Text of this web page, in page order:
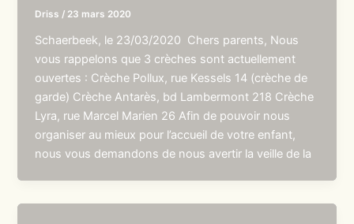
Driss / 23 mars 2020
Schaerbeek, le 23/03/2020 Chers parents, Nous
vous rappelons que 3 crèches sont actuellement
ouvertes : Crèche Pollux, rue Kessels 14 (crèche de
garde) Crèche Antarès, bd Lambermont 218 Crèche
Lyra, rue Marcel Marien 26 Afin de pouvoir nous
organiser au mieux pour l’accueil de votre enfant,
nous vous demandons de nous avertir la veille de la